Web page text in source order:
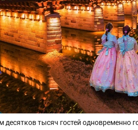
тысяч гостей одновременно